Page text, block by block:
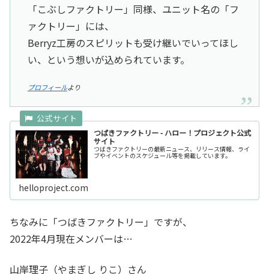
「こぶしファクトリー」同様、ユニット名の「フ
ァクトリー」には、
Berryz工房のスピリットも受け継いでいってほし
い、という想いが込められています。
プロフィールより
つばきファクトリー - ハロー！プロジェクト公式
サイト
つばきファクトリーの最新ニュース、リリース情報、ライ
ブやイベントのスケジュール等を掲載しています。
helloproject.com
ちなみに「つばきファクトリー」ですが、
2022年4月現在メンバーは…
山岸理子（やまぎし りこ）さん